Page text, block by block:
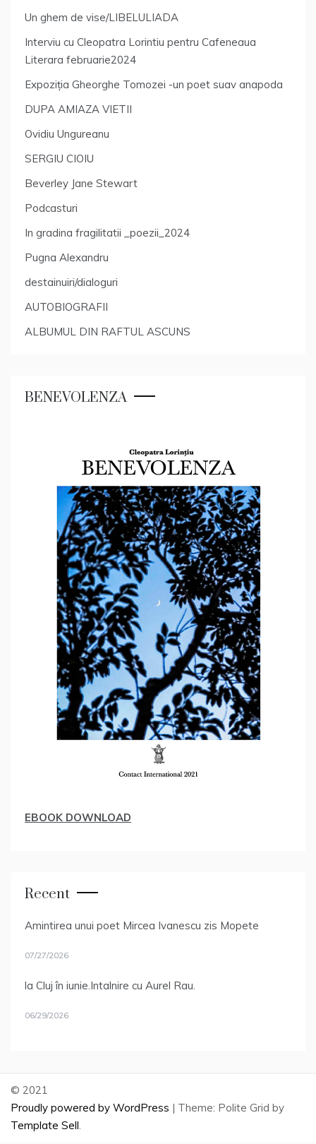
Un ghem de vise/LIBELULIADA
Interviu cu Cleopatra Lorintiu pentru Cafeneaua
Literara februarie2024
Expoziția Gheorghe Tomozei -un poet suav anapoda
DUPA AMIAZA VIETII
Ovidiu Ungureanu
SERGIU CIOIU
Beverley Jane Stewart
Podcasturi
In gradina fragilitatii _poezii_2024
Pugna Alexandru
destainuiri/dialoguri
AUTOBIOGRAFII
ALBUMUL DIN RAFTUL ASCUNS
BENEVOLENZA
EBOOK DOWNLOAD
Recent
Amintirea unui poet Mircea Ivanescu zis Mopete
07/27/2026
la Cluj în iunie.Intalnire cu Aurel Rau.
06/29/2026
© 2021
Proudly powered by WordPress | Theme: Polite Grid by
Template Sell.